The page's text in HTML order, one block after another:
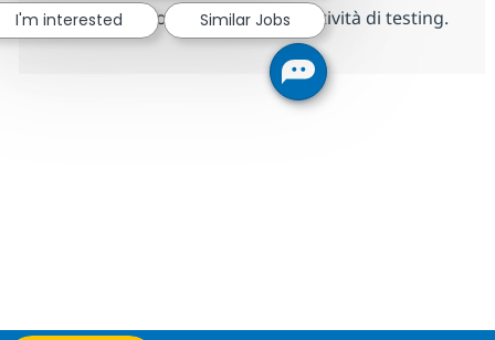
documentazione tecnica e alle attività di testing.
I'm interested Similar Jobs